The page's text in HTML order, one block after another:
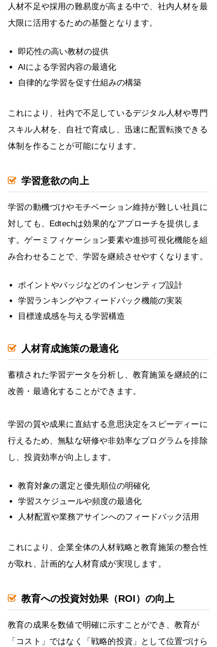
人材不足や採用の難易度が高まる中で、社内人材を最
大限に活用するための基盤となります。
即応性の高い教材の提供
AIによる学習内容の最適化
自律的な学習を促す仕組みの構築
これにより、社内で不足しているデジタル人材や専門
スキル人材を、自社で育成し、迅速に配置転換できる
体制を作ることが可能になります。
学習意欲の向上
学習の動機づけやモチベーション維持が難しい社員に
対しても、Edtechは効果的なアプローチを提供しま
す。ゲーミフィケーション要素や進捗可視化機能を組
み合わせることで、学習を継続させやすくなります。
ポイントやバッジなどのインセンティブ設計
学習ランキングやフィードバック機能の実装
目標達成感を与える学習構造
人材育成施策の最適化
蓄積された学習データを分析し、教育施策を継続的に
改善・最適化することができます。
学習の質や成果に直結する意思決定をスピーディーに
行えるため、無駄な研修や非効率なプログラムを排除
し、投資効率が向上します。
教育対象の選定と優先順位の明確化
学習スケジュールや頻度の最適化
人材配置や業務アサインへのフィードバック活用
これにより、企業全体の人材戦略と教育施策の整合性
が取れ、計画的な人材育成が実現します。
教育への投資対効果（ROI）の向上
教育の成果を数値で明確に示すことができ、教育が
「コスト」ではなく「戦略的投資」として位置づけら